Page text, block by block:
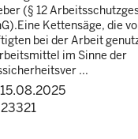
(§ 12
Kettensäge, die
bei der Arbeit
im Sinne der
...